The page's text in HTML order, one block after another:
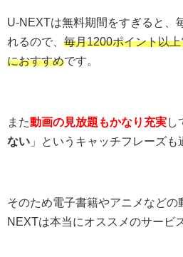
U-NEXTは無料期間をすぎると、
れるので、 毎月1200ポイント以
におすすめです。
また動画の見放題もかなり充実し
ない 」というキャッチフレーズも
そのため電子書籍やアニメなどの
NEXTは本当にオススメのサービ